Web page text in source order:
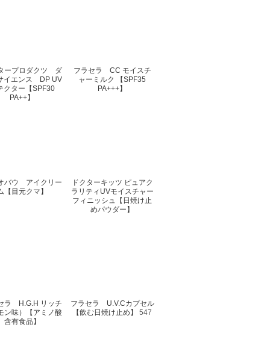
ープロダクツ ダ
イエンス DP UV
クター【SPF30
PA++】
フラセラ CC モイスチ
ャーミルク 【SPF35
PA+++】
バウ アイクリー
【目元クマ】
ドクターキッツ ピュアク
ラリティUVモイスチャー
フィニッシュ【日焼け止
めパウダー】
ラ H.G.H リッチ
ン味）【アミノ酸
含有食品】
フラセラ U.V.Cカプセル
【飲む日焼け止め】 547